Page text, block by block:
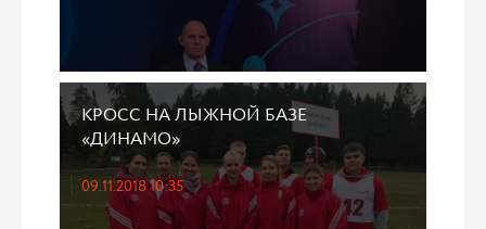
КРОСС НА ЛЫЖНОЙ БАЗЕ
«ДИНАМО»
09.11.2018 10:35